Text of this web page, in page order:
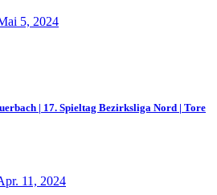
5, 2024
| 17. Spieltag Bezirksliga Nord | Tore
11, 2024